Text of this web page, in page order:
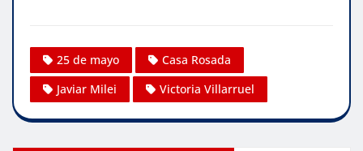
25 de mayo
Casa Rosada
Javiar Milei
Victoria Villarruel